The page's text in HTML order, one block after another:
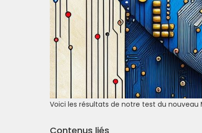
Voici les résultats de notre test du nouveau
Contenus liés